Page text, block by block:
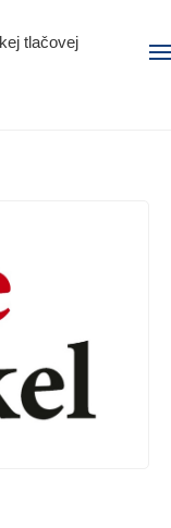
tlačovej